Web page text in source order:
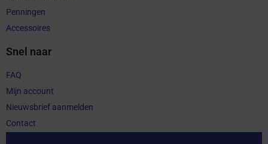
Penningen
Accessoires
Snel naar
FAQ
Mijn account
Nieuwsbrief aanmelden
Contact